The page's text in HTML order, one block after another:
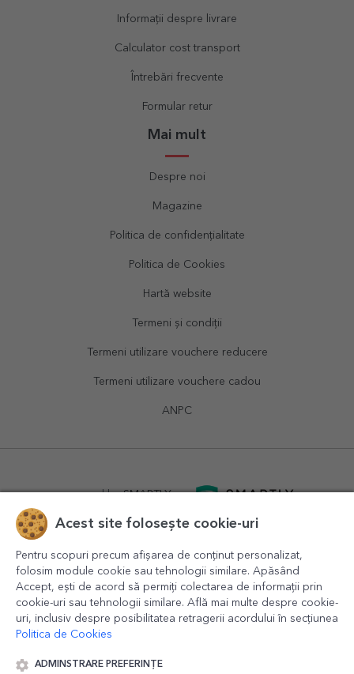
Informații despre livrare
Calculator cost transport
Întrebări frecvente
Formular retur
Mai mult
Despre noi
Magazine
Politica de confidențialitate
Politica de Cookies
Hartă website
Termeni și condiții
Termeni utilizare vouchere reducere
Termeni utilizare vouchere cadou
ANPC
powered bySMARTLY.ro
© 2016-2026 StarGift Romania,
Acest site folosește cookie-uri
Pentru scopuri precum afișarea de conținut personalizat,
folosim module cookie sau tehnologii similare. Apăsând
Accept, ești de acord să permiți colectarea de informații prin
cookie-uri sau tehnologii similare. Află mai multe despre cookie-
uri, inclusiv despre posibilitatea retragerii acordului în secțiunea
Politica de Cookies
ADMINSTRARE PREFERINȚE